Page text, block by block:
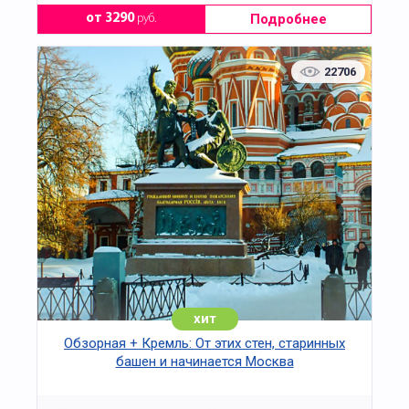
творчеством. Программа подходит для тех, кто
любит рисовать, стремится развивать
художественные навыки и создать
собственное авторское произведение.
Перед началом занятия участники знакомятся с
особенностями работы на металлической
основе, правилами нанесения эмалевых красок
и этапами подготовки изделия к обжигу. Под
руководством мастера разрабатывается
композиция будущей картины, подбирается
цветовая гамма и выполняется роспись.
После завершения художественной части
работа обжигается в муфельной печи при
температуре около 800 °C в присутствии группы.
В процессе нагрева эмаль плавится и
формирует прочное стекловидное покрытие,
закрепляющее изображение.
от 3290руб. Подробнее
22706
хит
Обзорная + Кремль: От этих стен, старинных
башен и начинается Москва